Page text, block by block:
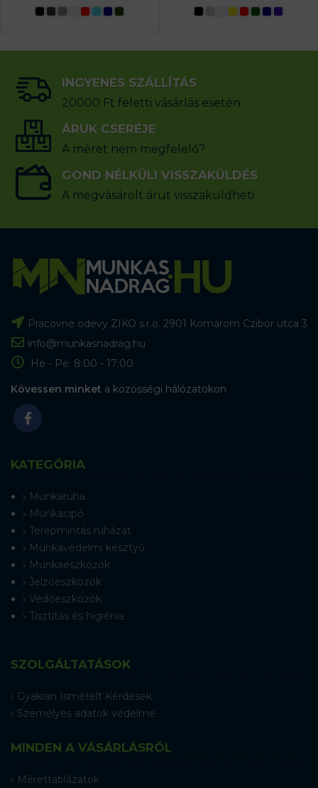
INGYENES SZÁLLÍTÁS
20000 Ft feletti vásárlás esetén
ÁRUK CSERÉJE
A méret nem megfelelő?
GOND NÉLKÜLI VISSZAKÜLDÉS
A megvásárolt árut visszaküldheti
Pracovné odevy ZIKO s.r.o. 2901 Komárom Czibor utca 3
info@munkasnadrag.hu
Hé - Pé: 8:00 - 17:00
Kövessen minket a közösségi hálózatokon
KATEGÓRIA
Munkaruha
Munkacipő
Terepmintás ruházat
Munkavédelmi kesztyű
Munkaeszközök
Jelzőeszközök
Védőeszközök
Tisztítás és higiénia
SZOLGÁLTATÁSOK
Gyakran Ismételt Kérdések
Személyes adatok védelme
MINDEN A VÁSÁRLÁSRÓL
Mérettáblázatok